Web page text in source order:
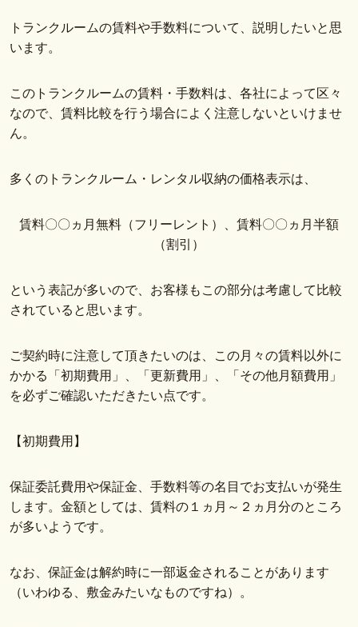
トランクルームの賃料や手数料について、説明したいと思
います。
このトランクルームの賃料・手数料は、各社によって区々
なので、賃料比較を行う場合によく注意しないといけませ
ん。
多くのトランクルーム・レンタル収納の価格表示は、
賃料〇〇ヵ月無料（フリーレント）、賃料〇〇ヵ月半額
（割引）
という表記が多いので、お客様もこの部分は考慮して比較
されていると思います。
ご契約時に注意して頂きたいのは、この月々の賃料以外に
かかる「初期費用」、「更新費用」、「その他月額費用」
を必ずご確認いただきたい点です。
【初期費用】
保証委託費用や保証金、手数料等の名目でお支払いが発生
します。金額としては、賃料の１ヵ月～２ヵ月分のところ
が多いようです。
なお、保証金は解約時に一部返金されることがあります
（いわゆる、敷金みたいなものですね）。